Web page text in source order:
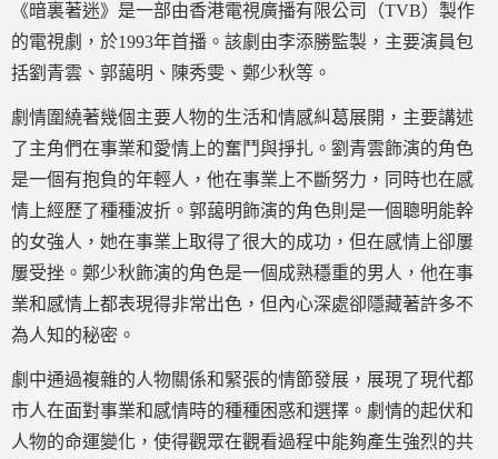
《暗裏著迷》是一部由香港電視廣播有限公司（TVB）製作
的電視劇，於1993年首播。該劇由李添勝監製，主要演員包
括劉青雲、郭藹明、陳秀雯、鄭少秋等。
劇情圍繞著幾個主要人物的生活和情感糾葛展開，主要講述
了主角們在事業和愛情上的奮鬥與掙扎。劉青雲飾演的角色
是一個有抱負的年輕人，他在事業上不斷努力，同時也在感
情上經歷了種種波折。郭藹明飾演的角色則是一個聰明能幹
的女強人，她在事業上取得了很大的成功，但在感情上卻屢
屢受挫。鄭少秋飾演的角色是一個成熟穩重的男人，他在事
業和感情上都表現得非常出色，但內心深處卻隱藏著許多不
為人知的秘密。
劇中通過複雜的人物關係和緊張的情節發展，展現了現代都
市人在面對事業和感情時的種種困惑和選擇。劇情的起伏和
人物的命運變化，使得觀眾在觀看過程中能夠產生強烈的共